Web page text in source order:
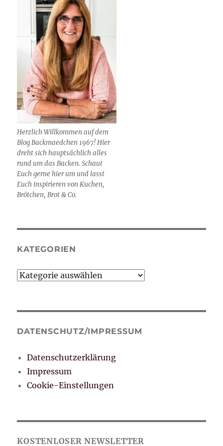
Herzlich Willkommen auf dem
Blog Backmaedchen 1967! Hier
dreht sich hauptsächlich alles
rund um das Backen. Schaut
Euch gerne hier um und lasst
Euch inspirieren von Kuchen,
Brötchen, Brot & Co.
KATEGORIEN
Kategorien
DATENSCHUTZ/IMPRESSUM
Datenschutzerklärung
Impressum
Cookie-Einstellungen